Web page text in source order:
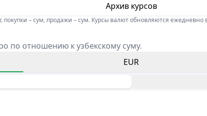
Архив курсов
покупки – сум, продажи – сум. Курсы валют обновляются ежедневно
по отношению к узбекскому суму.
EUR